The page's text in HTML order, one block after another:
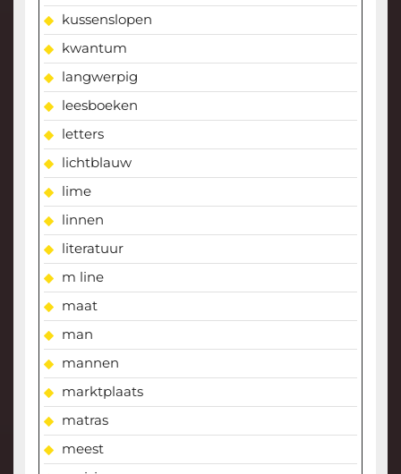
kussenslopen
kwantum
langwerpig
leesboeken
letters
lichtblauw
lime
linnen
literatuur
m line
maat
man
mannen
marktplaats
matras
meest